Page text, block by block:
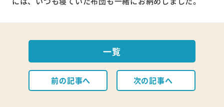
前の記事へ
一覧
次の記事へ